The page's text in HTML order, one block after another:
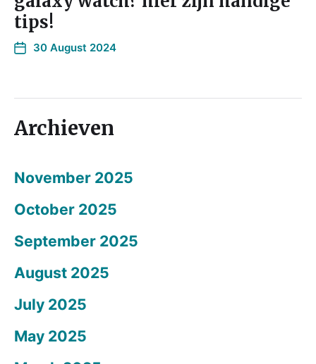
tips!
30 August 2024
Archieven
November 2025
October 2025
September 2025
August 2025
July 2025
May 2025